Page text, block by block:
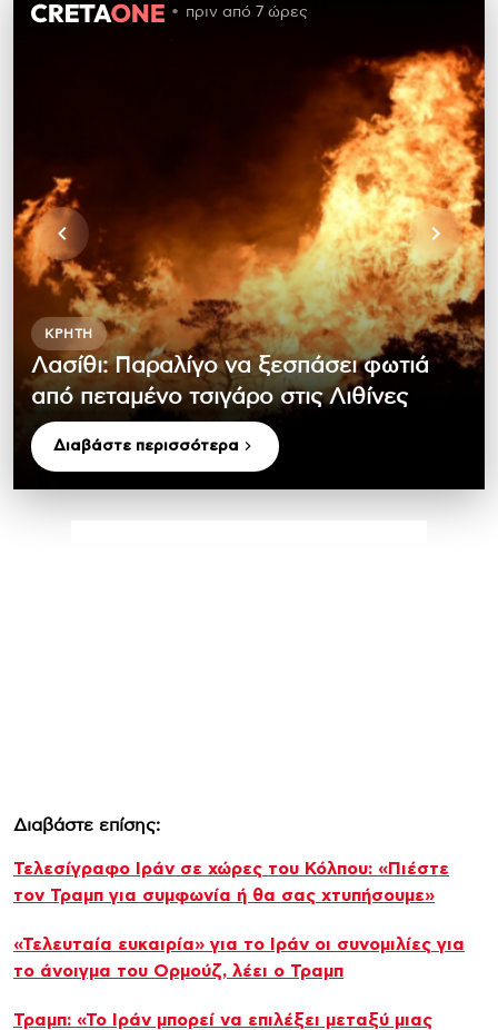
πριν από 7 ώρες
ΚΡΉΤΗ
Λασίθι: Παραλίγο να ξεσπάσει φωτιά
από πεταμένο τσιγάρο στις Λιθίνες
Διαβάστε περισσότερα
Διαβάστε επίσης:
Τελεσίγραφο Ιράν σε χώρες του Κόλπου: «Πιέστε
τον Τραμπ για συμφωνία ή θα σας χτυπήσουμε»
«Τελευταία ευκαιρία» για το Ιράν οι συνομιλίες για
το άνοιγμα του Ορμούζ, λέει ο Τραμπ
Τραμπ: «Το Ιράν μπορεί να επιλέξει μεταξύ μιας